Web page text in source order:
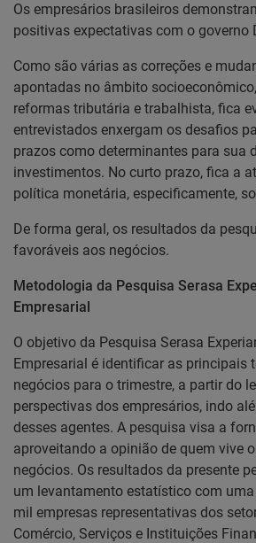
Os empresários brasileiros
positivas expectativas com o governo
Como são várias as correções e
apontadas no âmbito
reformas tributária e trabalhista, fica
entrevistados enxergam os desafios
prazos como determinantes para sua
investimentos. No curto prazo, fica a
política monetária, especificamente,
De forma geral, os resultados da
favoráveis aos negócios.
Metodologia da Pesquisa Serasa
Empresarial
O objetivo da Pesquisa Serasa
Empresarial é identificar as principais
negócios para o trimestre, a partir do
perspectivas dos empresários, indo
desses agentes. A pesquisa visa a
aproveitando a opinião de quem vive
negócios. Os resultados da presente
um levantamento estatístico com
mil empresas representativas dos
Comércio, Serviços e Instituições